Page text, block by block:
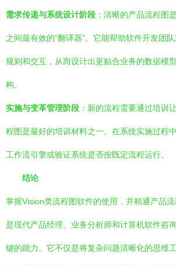
需求传递与系统设计阶段 ：清晰的产品流程图
之间最有效的“翻译器”。它能帮助软件开发团队
规则和交互，从而设计出更贴合业务的数据模
构。
实施与变革管理阶段 ：新的流程需要通过培训
程图是最好的培训材料之一。在系统实施过程
工作流引擎或验证系统是否按既定流程运行。
结论
掌握Vision类流程图软件的使用，并精通产品流
是现代产品经理、业务分析师和计算机软件咨
键的能力。它不仅是将复杂问题清晰化的思维